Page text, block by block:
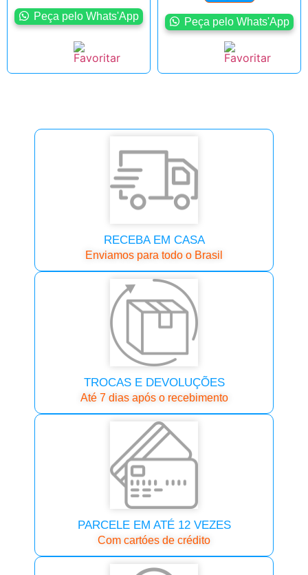
Peça pelo Whats'App Peça pelo Whats'App
RECEBA EM CASA
Enviamos para todo o Brasil
TROCAS E DEVOLUÇÕES
Até 7 dias após o recebimento
PARCELE EM ATÉ 12 VEZES
Com cartóes de crédito